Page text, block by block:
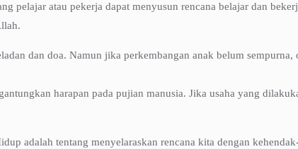
pelajar atau pekerja dapat menyusun rencana belajar dan
dan doa. Namun jika perkembangan anak belum sempurna,
harapan pada pujian manusia. Jika usaha yang
adalah tentang menyelaraskan rencana kita dengan